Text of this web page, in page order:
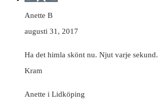
Anette B
augusti 31, 2017
Ha det himla skönt nu. Njut varje sekund.
Kram
Anette i Lidköping